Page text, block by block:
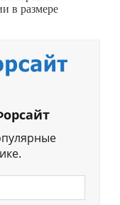
в размере